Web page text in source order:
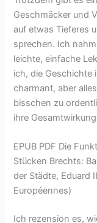
Geschmäcker und
auf etwas Tieferes
sprechen. Ich
leichte, einfache
ich, die Geschichte
charmant, aber
bisschen zu
ihre
EPUB PDF Die
Stücken Brechts:
der Städte, Eduard
Européennes)
Ich rezension es,